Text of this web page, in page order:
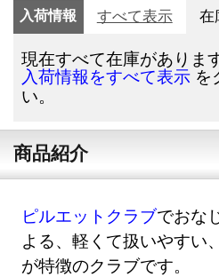
入荷情報 すべて表示 在
現在すべて在庫があります
入荷情報をすべて表示 を
い。
商品紹介
ピルエットクラブでおな
よる、軽くて扱いやすい
が特徴のクラブです。